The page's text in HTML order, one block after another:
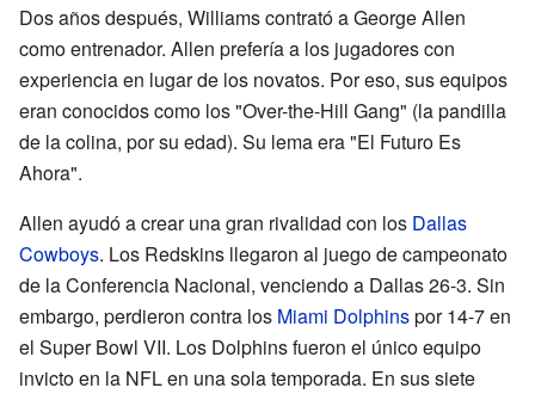
Dos años después, Williams contrató a George Allen
como entrenador. Allen prefería a los jugadores con
experiencia en lugar de los novatos. Por eso, sus equipos
eran conocidos como los "Over-the-Hill Gang" (la pandilla
de la colina, por su edad). Su lema era "El Futuro Es
Ahora".
Allen ayudó a crear una gran rivalidad con los Dallas
Cowboys. Los Redskins llegaron al juego de campeonato
de la Conferencia Nacional, venciendo a Dallas 26-3. Sin
embargo, perdieron contra los Miami Dolphinspor 14-7 en
el Super Bowl VII. Los Dolphins fueron el único equipo
invicto en la NFL en una sola temporada. En sus siete